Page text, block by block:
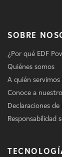
SOBRE
¿Por qué EDF
Quiénes somos
A quién servimos
Conoce a
Declaraciones de
Responsabilidad